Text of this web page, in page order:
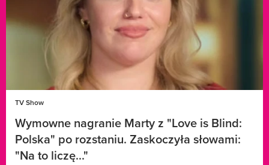
TV Show
Wymowne nagranie Marty z "Love is Blind:
Polska" po rozstaniu. Zaskoczyła słowami:
"Na to liczę..."